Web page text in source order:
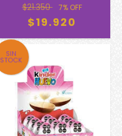
$21.350 7% OFF
$19.920
SIN
STOCK